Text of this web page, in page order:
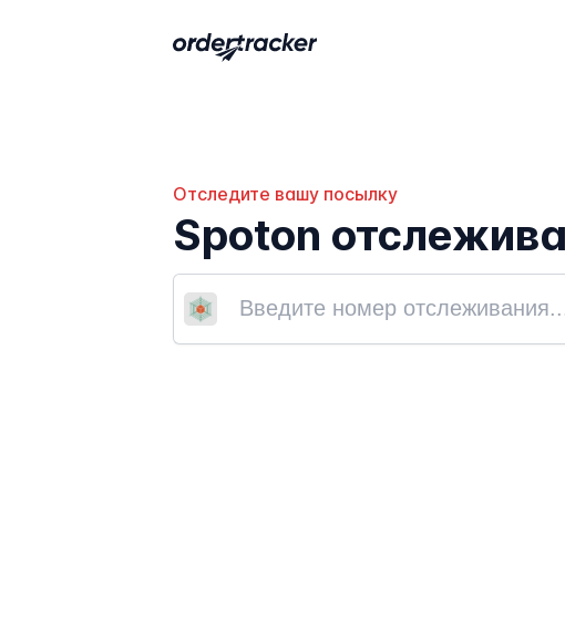
Отследите вашу посылку
Spoton